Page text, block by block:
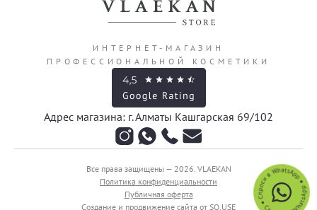
ИНТЕРНЕТ-МАГАЗИН
ПРОФЕССИОНАЛЬНОЙ КОСМЕТИКИ
Адрес магазина: г. Алматы Кашгарская 69/102
Все права защищены — 2026. VLAEKAN
Политика конфиденциальности
Публичная оферта
Создание и продвижение сайта от SO.USE